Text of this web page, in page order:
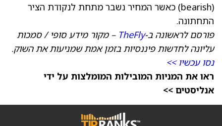
(bearish) כאשר המחיר נשבר מתחת לנקודת הציר
התחתונה.
פורסם לראשונה ב-TheFly – מקור מידע סופי / סמכות
עליונה לחדשות פיננסיות בזמן אמת שמניעות את השוק.
נסו עכשיו >>
ראו את המניות המובילות המומלצות על ידי
אנליסטים >>